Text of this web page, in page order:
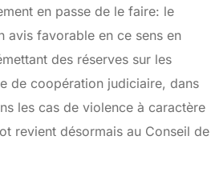
en passe de le faire: le
avis favorable en ce sens en
des réserves sur les
de coopération judiciaire, dans
les cas de violence à caractère
revient désormais au Conseil de